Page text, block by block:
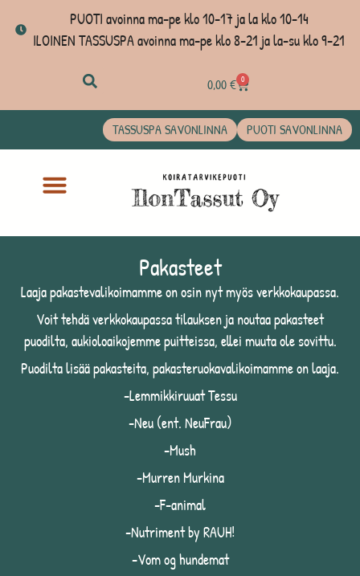
PUOTI avoinna ma-pe klo 10-17 ja la klo 10-14
ILOINEN TASSUSPA avoinna ma-pe klo 8-21 ja la-su klo 9-21
0,00€ 0
TASSUSPA SAVONLINNA PUOTI SAVONLINNA
Pakasteet
Laaja pakastevalikoimamme on osin nyt myös verkkokaupassa.
Voit tehdä verkkokaupassa tilauksen ja noutaa pakasteet
puodilta, aukioloaikojemme puitteissa, ellei muuta ole sovittu.
Puodilta lisää pakasteita, pakasteruokavalikoimamme on laaja.
-Lemmikkiruuat Tessu
-Neu (ent. NeuFrau)
-Mush
-Murren Murkina
-F-animal
-Nutriment by RAUH!
-Vom og hundemat